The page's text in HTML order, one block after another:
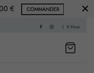
€ COMMANDER
| E-Shop